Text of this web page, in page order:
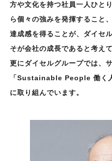
方や文化を持つ社員一人ひと
ら個々の強みを発揮すること
達成感を得ることが、ダイセ
そが会社の成長であると考えて
更にダイセルグループでは、
「Sustainable People 働く
に取り組んでいます。